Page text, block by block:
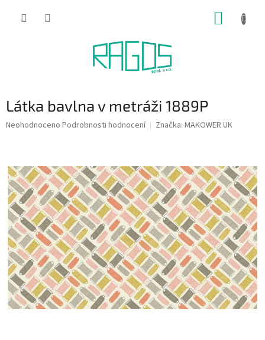
Látka bavlna v metráži 1889P
Průměrné
0,0
z
5
hvězdiček.
Neohodnoceno Podrobnosti hodnocení Značka: MAKOWER UK